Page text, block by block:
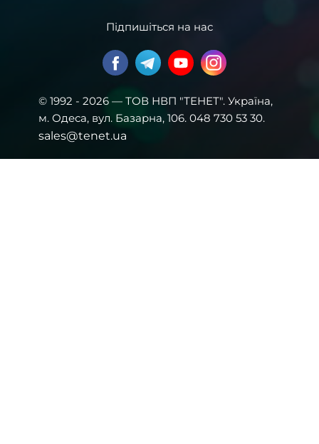
Підпишіться на нас
© 1992 - 2026 — ТОВ НВП "ТЕНЕТ". Українa,
м. Одеса, вул. Базарна, 106. 048 730 53 30.
sales@tenet.ua